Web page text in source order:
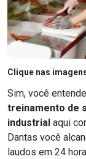
Clique nas
Sim, você
treinamento de
industrial aqui
Dantas você
laudos em 24